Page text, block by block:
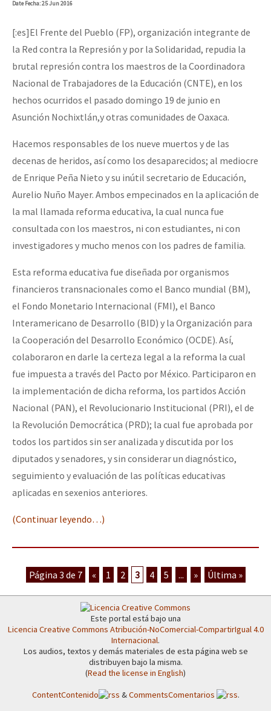
DateFecha: 25 Jun 2016
[:es]El Frente del Pueblo (FP), organización integrante de
la Red contra la Represión y por la Solidaridad, repudia la
brutal represión contra los maestros de la Coordinadora
Nacional de Trabajadores de la Educación (CNTE), en los
hechos ocurridos el pasado domingo 19 de junio en
Asunción Nochixtlán,y otras comunidades de Oaxaca.
Hacemos responsables de los nueve muertos y de las
decenas de heridos, así como los desaparecidos; al mediocre
de Enrique Peña Nieto y su inútil secretario de Educación,
Aurelio Nuño Mayer. Ambos empecinados en la aplicación de
la mal llamada reforma educativa, la cual nunca fue
consultada con los maestros, ni con estudiantes, ni con
investigadores y mucho menos con los padres de familia.
Esta reforma educativa fue diseñada por organismos
financieros transnacionales como el Banco mundial (BM),
el Fondo Monetario Internacional (FMI), el Banco
Interamericano de Desarrollo (BID) y la Organización para
la Cooperación del Desarrollo Económico (OCDE). Así,
colaboraron en darle la certeza legal a la reforma la cual
fue impuesta a través del Pacto por México. Participaron en
la implementación de dicha reforma, los partidos Acción
Nacional (PAN), el Revolucionario Institucional (PRI), el de
la Revolución Democrática (PRD); la cual fue aprobada por
todos los partidos sin ser analizada y discutida por los
diputados y senadores, y sin considerar un diagnóstico,
seguimiento y evaluación de las políticas educativas
aplicadas en sexenios anteriores.
(Continuar leyendo…)
Página 3 de 7 « 1 2 3 4 5 ... » Última »
Este portal está bajo una
Licencia Creative Commons Atribución-NoComercial-CompartirIgual 4.0
Internacional.
Los audios, textos y demás materiales de esta página web se
distribuyen bajo la misma.
(Read the license in English)
ContentContenido &CommentsComentarios .